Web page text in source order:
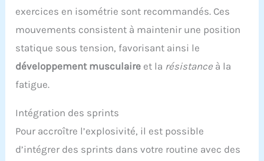
exercices en isométrie sont recommandés. Ces
mouvements consistent à maintenir une position
statique sous tension, favorisant ainsi le
développement musculaire et la résistance à la
fatigue.
Intégration des sprints
Pour accroître l’explosivité, il est possible
d’intégrer des sprints dans votre routine avec des